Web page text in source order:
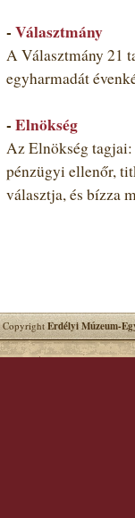
- Választmány
A Választmány 21
egyharmadát
- Elnökség
Az Elnökség
pénzügyi ellenőr,
választja, és bízza
Erdélyi Múzeum-